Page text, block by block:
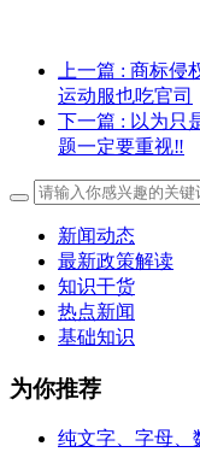
上一篇 : 商标侵
运动服也吃官司
下一篇 : 以为只
题一定要重视‼️
新闻动态
最新政策解读
知识干货
热点新闻
基础知识
为你推荐
纯文字、字母、